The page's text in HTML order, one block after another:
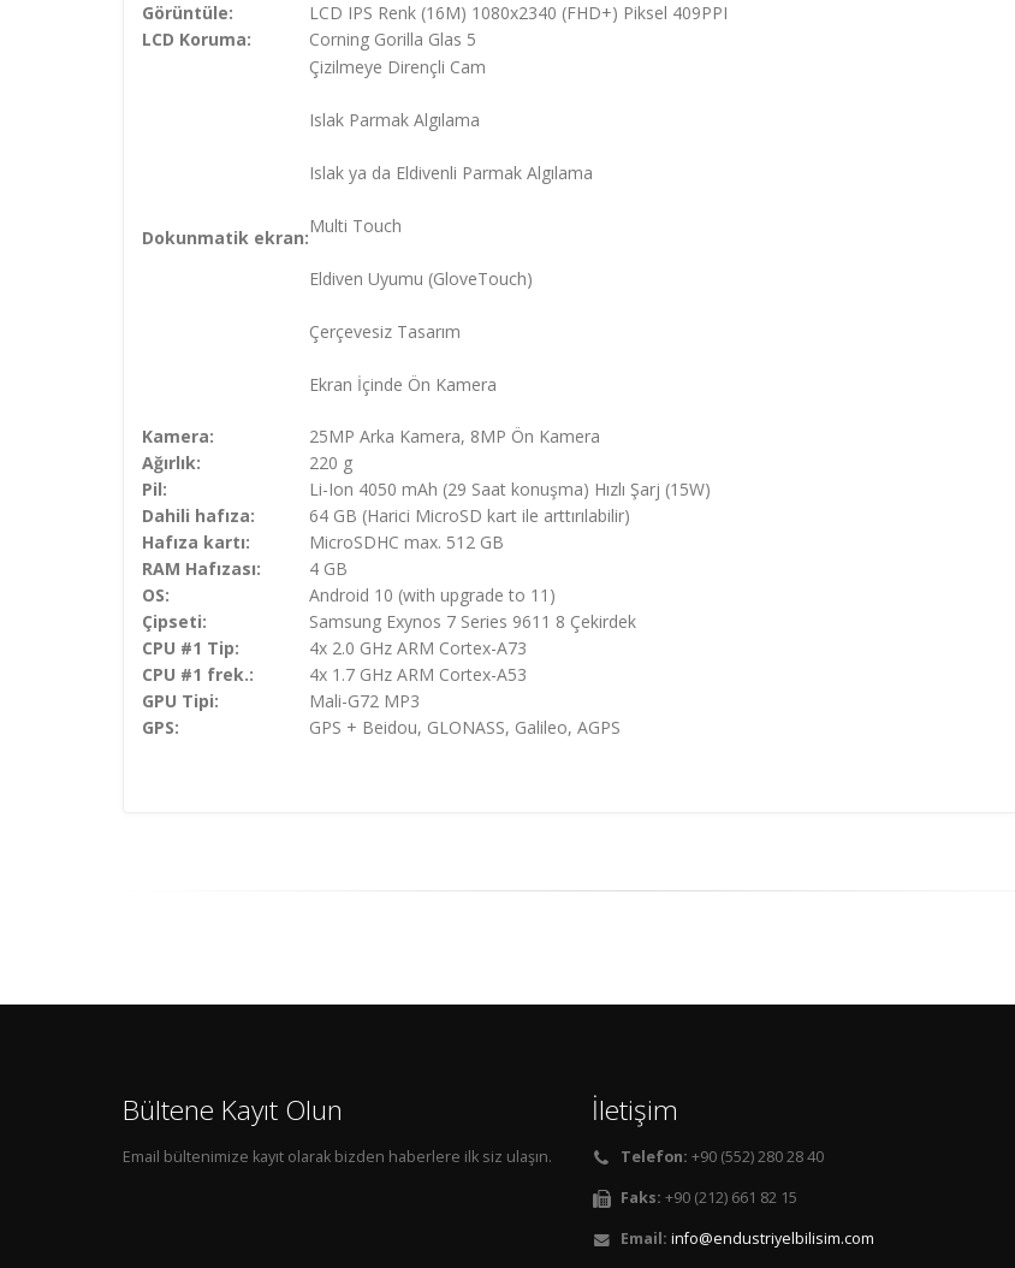
Görüntüle:
LCD IPS Renk (16M) 1080x2340 (FHD+) Piksel 409PPI
LCD Koruma:
Corning Gorilla Glas 5
Dokunmatik ekran:
Çizilmeye Dirençli Cam
Islak Parmak Algılama
Islak ya da Eldivenli Parmak Algılama
Multi Touch
Eldiven Uyumu (GloveTouch)
Çerçevesiz Tasarım
Ekran İçinde Ön Kamera
Kamera:
25MP Arka Kamera, 8MP Ön Kamera
Ağırlık:
220 g
Pil:
Li-Ion 4050 mAh (29 Saat konuşma) Hızlı Şarj (15W)
Dahili hafıza:
64 GB (Harici MicroSD kart ile arttırılabilir)
Hafıza kartı:
MicroSDHC max. 512 GB
RAM Hafızası:
4 GB
OS:
Android 10 (with upgrade to 11)
Çipseti:
Samsung Exynos 7 Series 9611 8 Çekirdek
CPU #1 Tip:
4x 2.0 GHz ARM Cortex-A73
CPU #1 frek.:
4x 1.7 GHz ARM Cortex-A53
GPU Tipi:
Mali-G72 MP3
GPS:
GPS + Beidou, GLONASS, Galileo, AGPS
Bültene Kayıt Olun
Email bültenimize kayıt olarak bizden haberlere ilk siz ulaşın.
İletişim
Telefon: +90 (552) 280 28 40
Faks: +90 (212) 661 82 15
Email: info@endustriyelbilisim.com